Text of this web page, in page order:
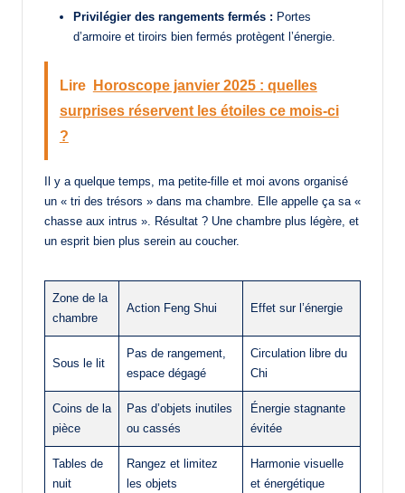
Privilégier des rangements fermés : Portes
d’armoire et tiroirs bien fermés protègent l’énergie.
Lire
Horoscope janvier 2025 : quelles
surprises réservent les étoiles ce mois-ci
?
Il y a quelque temps, ma petite-fille et moi avons organisé
un « tri des trésors » dans ma chambre. Elle appelle ça sa «
chasse aux intrus ». Résultat ? Une chambre plus légère, et
un esprit bien plus serein au coucher.
Zone de la
chambre
Action Feng Shui Effet sur l’énergie
Sous le lit
Pas de rangement,
espace dégagé
Circulation libre du
Chi
Coins de la
pièce
Pas d’objets inutiles
ou cassés
Énergie stagnante
évitée
Tables de
nuit
Rangez et limitez
les objets
Harmonie visuelle
et énergétique